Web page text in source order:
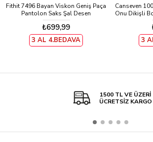
Fithit 7496 Bayan Viskon Geniş Paça
Pantolon Saks Şal Desen
₺699,99
3 AL 4.BEDAVA
Canseven
Onu Dikişli
3
1500 TL VE ÜZERİ
ÜCRETSİZ KARGO